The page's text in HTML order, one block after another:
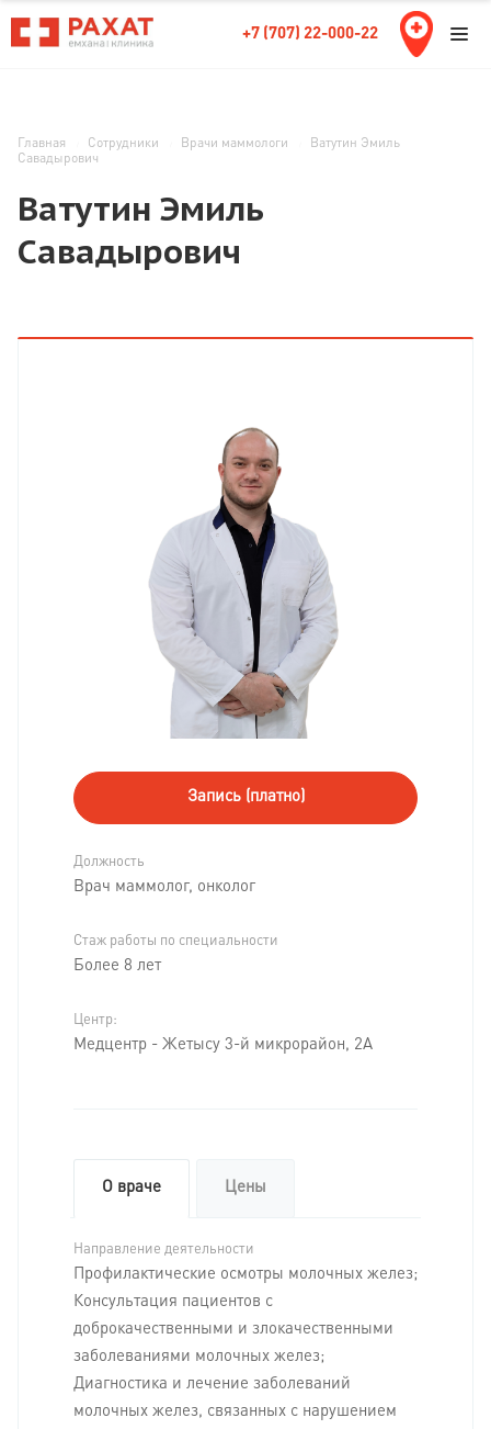
+7 (707) 22-000-22
Главная Сотрудники Врачи маммологи
Ватутин Эмиль
Савадырович
Ватутин Эмиль
Савадырович
Запись (платно)
Должность
Врач маммолог, онколог
Стаж работы по специальности
Более 8 лет
Центр:
Медцентр - Жетысу 3-й микрорайон, 2А
О враче Цены
Направление деятельности
Профилактические осмотры молочных желез;
Консультация пациентов с
доброкачественными и злокачественными
заболеваниями молочных желез;
Диагностика и лечение заболеваний
молочных желез, связанных с нарушением